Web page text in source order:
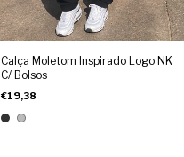
Calça Moletom Inspirado Logo NK
C/ Bolsos
€19,38